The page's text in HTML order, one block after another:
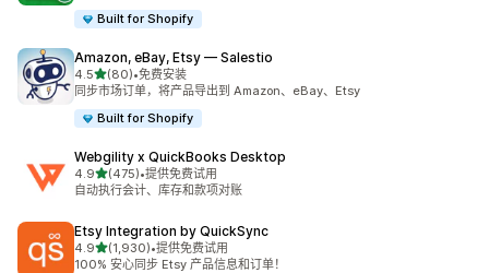
Built for Shopify
Amazon, eBay, Etsy — Salestio
4.5星（满分 5 星）
(80)
总共 80 条评论
•免费安装
同步市场订单，将产品导出到 Amazon、eBay、Etsy
Built for Shopify
Webgility x QuickBooks Desktop
4.9星（满分 5 星）
(475)
总共 475 条评论
•提供免费试用
自动执行会计、库存和款项对账
Etsy Integration by QuickSync
4.9星（满分 5 星）
(1,930)
总共 1930 条评论
•提供免费试用
100% 安心同步 Etsy 产品信息和订单！